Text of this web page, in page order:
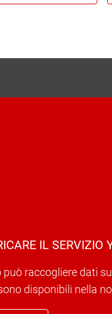
IL SERVIZIO
raccogliere dati
disponibili nella